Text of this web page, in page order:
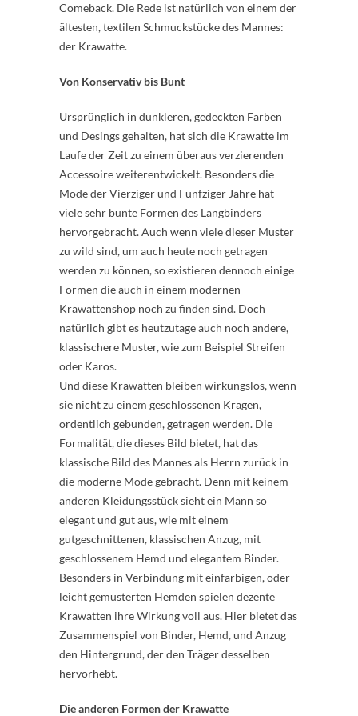
Comeback. Die Rede ist natürlich von einem der
ältesten, textilen Schmuckstücke des Mannes:
der Krawatte.
Von Konservativ bis Bunt
Ursprünglich in dunkleren, gedeckten Farben
und Desings gehalten, hat sich die Krawatte im
Laufe der Zeit zu einem überaus verzierenden
Accessoire weiterentwickelt. Besonders die
Mode der Vierziger und Fünfziger Jahre hat
viele sehr bunte Formen des Langbinders
hervorgebracht. Auch wenn viele dieser Muster
zu wild sind, um auch heute noch getragen
werden zu können, so existieren dennoch einige
Formen die auch in einem modernen
Krawattenshop noch zu finden sind. Doch
natürlich gibt es heutzutage auch noch andere,
klassischere Muster, wie zum Beispiel Streifen
oder Karos.
Und diese Krawatten bleiben wirkungslos, wenn
sie nicht zu einem geschlossenen Kragen,
ordentlich gebunden, getragen werden. Die
Formalität, die dieses Bild bietet, hat das
klassische Bild des Mannes als Herrn zurück in
die moderne Mode gebracht. Denn mit keinem
anderen Kleidungsstück sieht ein Mann so
elegant und gut aus, wie mit einem
gutgeschnittenen, klassischen Anzug, mit
geschlossenem Hemd und elegantem Binder.
Besonders in Verbindung mit einfarbigen, oder
leicht gemusterten Hemden spielen dezente
Krawatten ihre Wirkung voll aus. Hier bietet das
Zusammenspiel von Binder, Hemd, und Anzug
den Hintergrund, der den Träger desselben
hervorhebt.
Die anderen Formen der Krawatte